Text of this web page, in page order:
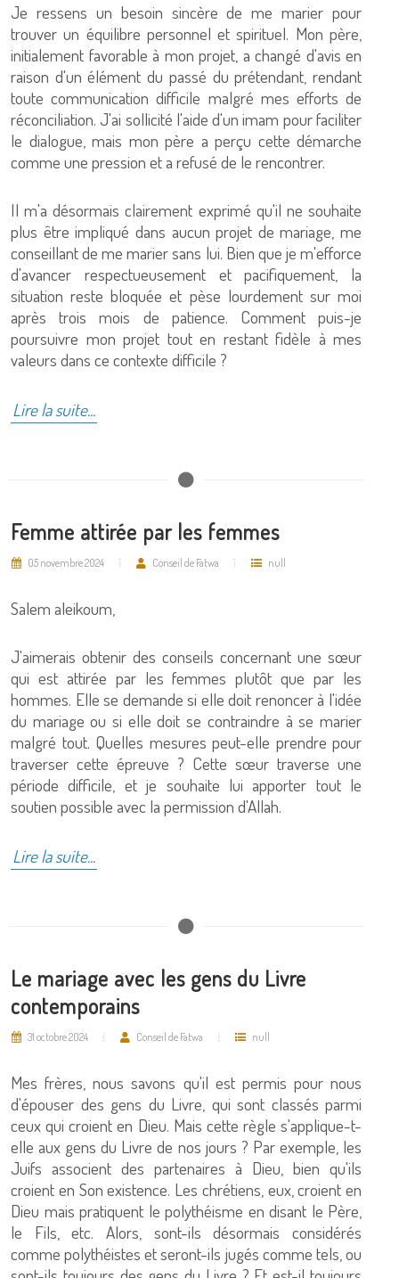
Je ressens un besoin sincère de me marier pour
trouver un équilibre personnel et spirituel. Mon père,
initialement favorable à mon projet, a changé d'avis en
raison d'un élément du passé du prétendant, rendant
toute communication difficile malgré mes efforts de
réconciliation. J'ai sollicité l'aide d'un imam pour faciliter
le dialogue, mais mon père a perçu cette démarche
comme une pression et a refusé de le rencontrer.
Il m'a désormais clairement exprimé qu'il ne souhaite
plus être impliqué dans aucun projet de mariage, me
conseillant de me marier sans lui. Bien que je m'efforce
d'avancer respectueusement et pacifiquement, la
situation reste bloquée et pèse lourdement sur moi
après trois mois de patience. Comment puis-je
poursuivre mon projet tout en restant fidèle à mes
valeurs dans ce contexte difficile ?
Lire la suite...
Femme attirée par les femmes
05 novembre 2024 Conseil de Fatwa null
Salem aleikoum,
J'aimerais obtenir des conseils concernant une sœur
qui est attirée par les femmes plutôt que par les
hommes. Elle se demande si elle doit renoncer à l'idée
du mariage ou si elle doit se contraindre à se marier
malgré tout. Quelles mesures peut-elle prendre pour
traverser cette épreuve ? Cette sœur traverse une
période difficile, et je souhaite lui apporter tout le
soutien possible avec la permission d'Allah.
Lire la suite...
Le mariage avec les gens du Livre
contemporains
31 octobre 2024 Conseil de Fatwa null
Mes frères, nous savons qu'il est permis pour nous
d'épouser des gens du Livre, qui sont classés parmi
ceux qui croient en Dieu. Mais cette règle s'applique-t-
elle aux gens du Livre de nos jours ? Par exemple, les
Juifs associent des partenaires à Dieu, bien qu'ils
croient en Son existence. Les chrétiens, eux, croient en
Dieu mais pratiquent le polythéisme en disant le Père,
le Fils, etc. Alors, sont-ils désormais considérés
comme polythéistes et seront-ils jugés comme tels, ou